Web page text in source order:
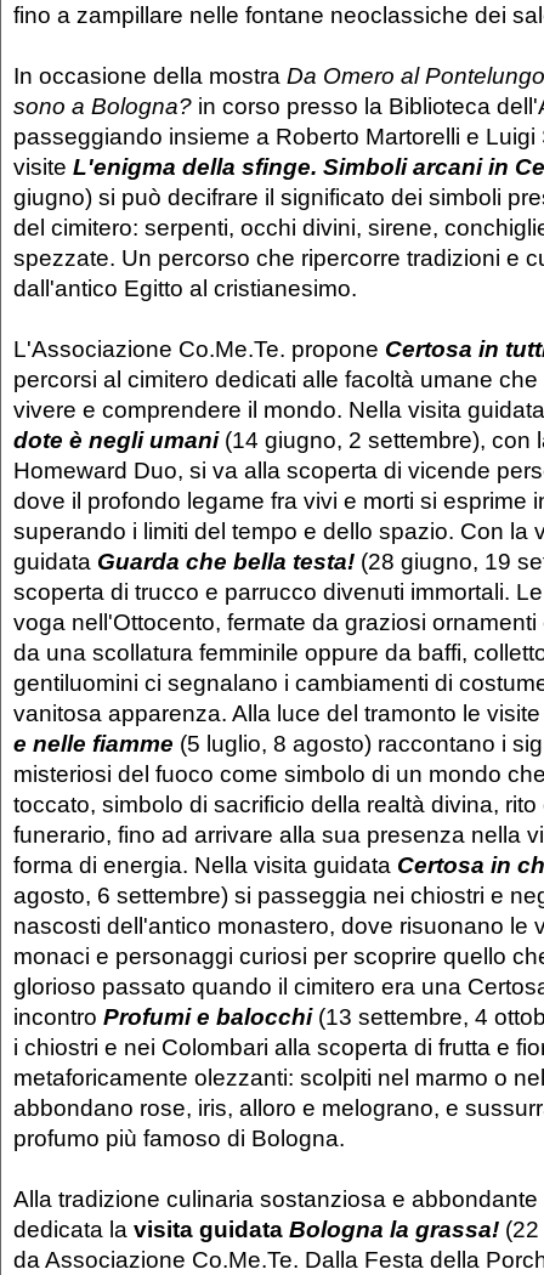
fino a zampillare nelle fontane neoclassiche dei
In occasione della mostra Da Omero al
sono a Bologna? in corso presso la Biblioteca
passeggiando insieme a Roberto Martorelli e Luigi
visite L'enigma della sfinge. Simboli arcani in
giugno) si può decifrare il significato dei simboli
del cimitero: serpenti, occhi divini, sirene,
spezzate. Un percorso che ripercorre tradizioni e
dall'antico Egitto al cristianesimo.
L'Associazione Co.Me.Te. propone Certosa in
percorsi al cimitero dedicati alle facoltà umane
vivere e comprendere il mondo. Nella visita
dote è negli umani(14 giugno, 2 settembre), con
Homeward Duo, si va alla scoperta di vicende
dove il profondo legame fra vivi e morti si esprime
superando i limiti del tempo e dello spazio. Con la
guidata Guarda che bella testa! (28 giugno, 19
scoperta di trucco e parrucco divenuti immortali.
voga nell'Ottocento, fermate da graziosi
da una scollatura femminile oppure da baffi,
gentiluomini ci segnalano i cambiamenti di
vanitosa apparenza. Alla luce del tramonto le
e nelle fiamme (5 luglio, 8 agosto) raccontano i
misteriosi del fuoco come simbolo di un mondo
toccato, simbolo di sacrificio della realtà divina,
funerario, fino ad arrivare alla sua presenza nella
forma di energia. Nella visita guidata Certosa in
agosto, 6 settembre) si passeggia nei chiostri e
nascosti dell'antico monastero, dove risuonano le
monaci e personaggi curiosi per scoprire quello
glorioso passato quando il cimitero era una
incontro Profumi e balocchi (13 settembre, 4
i chiostri e nei Colombari alla scoperta di frutta e
metaforicamente olezzanti: scolpiti nel marmo o
abbondano rose, iris, alloro e melograno, e
profumo più famoso di Bologna.
Alla tradizione culinaria sostanziosa e
dedicata la visita guidata Bologna la grassa!
da Associazione Co.Me.Te. Dalla Festa della